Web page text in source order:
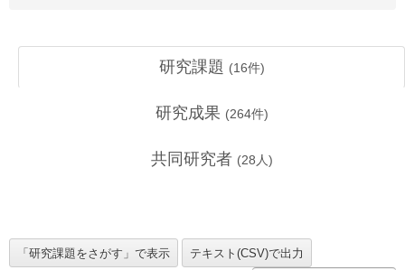
研究課題 (16件)
研究成果 (264件)
共同研究者 (28 人)